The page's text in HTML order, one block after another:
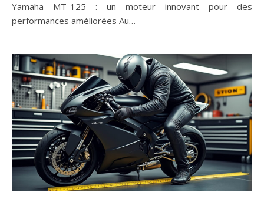
Yamaha MT-125 : un moteur innovant pour des
performances améliorées Au…